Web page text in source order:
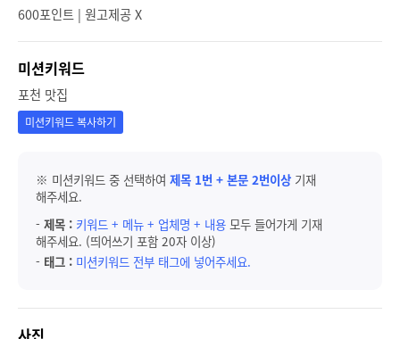
600포인트 | 원고제공 X
미션키워드
포천 맛집
미션키워드 복사하기
※ 미션키워드 중 선택하여 제목 1번 + 본문 2번이상 기재
해주세요.
- 제목 : 키워드 + 메뉴 + 업체명 + 내용 모두 들어가게 기재
해주세요. (띄어쓰기 포함 20자 이상)
- 태그 : 미션키워드 전부 태그에 넣어주세요.
사진